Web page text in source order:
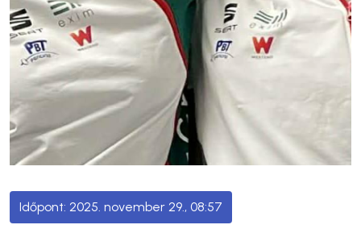
2025. november 29., 08:57